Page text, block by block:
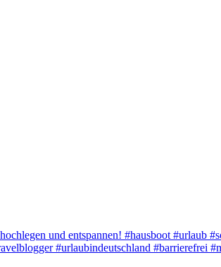
und entspannen! #hausboot #urlaub
#urlaubindeutschland #barrierefrei